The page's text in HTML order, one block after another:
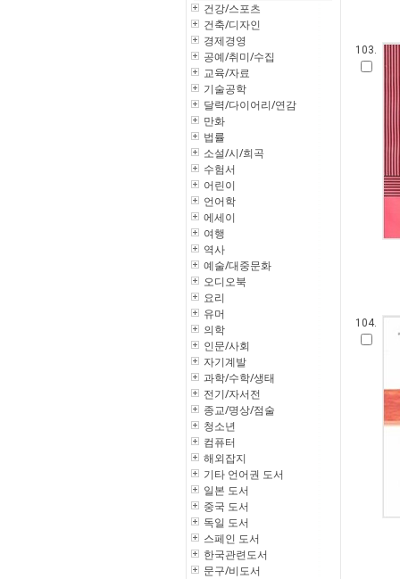
건강/스포츠
건축/디자인
경제경영
공예/취미/수집
교육/자료
기술공학
달력/다이어리/연감
만화
법률
소설/시/희곡
수험서
어린이
언어학
에세이
여행
역사
예술/대중문화
오디오북
요리
유머
의학
인문/사회
자기계발
과학/수학/생태
전기/자서전
종교/명상/점술
청소년
컴퓨터
해외잡지
기타 언어권 도서
일본 도서
중국 도서
독일 도서
스페인 도서
한국관련도서
문구/비도서
103.
104.